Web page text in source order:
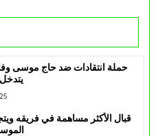
حملة انتقادات ضد حاج موسى
قبال الأكثر مساهمة في فريقه